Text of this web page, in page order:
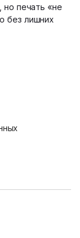
печать «не
без лишних